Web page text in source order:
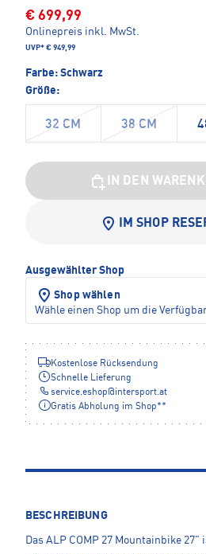
€ 699,99
Onlinepreis inkl. MwSt.
UVP* € 949,99
Farbe: Schwarz
Größe:
32 CM 38 CM
IN DEN
IM SHOP
Ausgewählter Shop
Shop wählen
Wähle einen Shop um die
Kostenlose Rücksendung
Schnelle Lieferung
service.eshop@intersport.at
Gratis Abholung im Shop**
BESCHREIBUNG
Das ALP COMP 27 Mountainbike